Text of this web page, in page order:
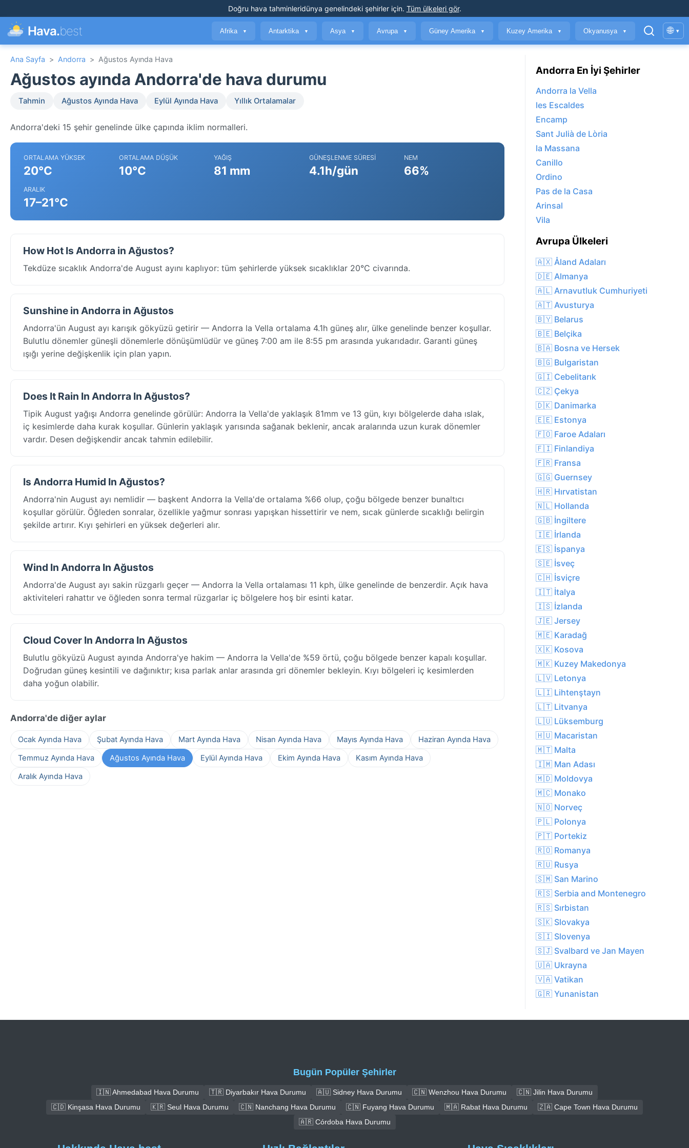
Doğru hava tahminleridünya genelindeki şehirler için. Tüm ülkeleri gör.
Hava.best Afrika ▼ Antarktika ▼ Asya ▼ Avrupa ▼ Güney Amerika ▼ Kuzey Amerika ▼ Okyanusya ▼ 🌐 ▾
Ana Sayfa > Andorra > Ağustos Ayında Hava
Ağustos ayında Andorra'de hava durumu
Tahmin Ağustos Ayında Hava Eylül Ayında Hava Yıllık Ortalamalar
Andorra'deki 15 şehir genelinde ülke çapında iklim normalleri.
ORTALAMA YÜKSEK
20°C
ORTALAMA DÜŞÜK
10°C
YAĞIŞ
81 mm
GÜNEŞLENME SÜRESI
4.1h/gün
NEM
66%
ARALIK
17–21°C
How Hot Is Andorra in Ağustos?
Tekdüze sıcaklık Andorra'de August ayını kaplıyor: tüm şehirlerde yüksek sıcaklıklar 20°C civarında.
Sunshine in Andorra in Ağustos
Andorra'ün August ayı karışık gökyüzü getirir — Andorra la Vella ortalama 4.1h güneş alır, ülke genelinde benzer koşullar.
Bulutlu dönemler güneşli dönemlerle dönüşümlüdür ve güneş 7:00 am ile 8:55 pm arasında yukarıdadır. Garanti güneş
ışığı yerine değişkenlik için plan yapın.
Does It Rain In Andorra In Ağustos?
Tipik August yağışı Andorra genelinde görülür: Andorra la Vella'de yaklaşık 81mm ve 13 gün, kıyı bölgelerde daha ıslak,
iç kesimlerde daha kurak koşullar. Günlerin yaklaşık yarısında sağanak beklenir, ancak aralarında uzun kurak dönemler
vardır. Desen değişkendir ancak tahmin edilebilir.
Is Andorra Humid In Ağustos?
Andorra'nin August ayı nemlidir — başkent Andorra la Vella'de ortalama %66 olup, çoğu bölgede benzer bunaltıcı
koşullar görülür. Öğleden sonralar, özellikle yağmur sonrası yapışkan hissettirir ve nem, sıcak günlerde sıcaklığı belirgin
şekilde artırır. Kıyı şehirleri en yüksek değerleri alır.
Wind In Andorra In Ağustos
Andorra'de August ayı sakin rüzgarlı geçer — Andorra la Vella ortalaması 11 kph, ülke genelinde de benzerdir. Açık hava
aktiviteleri rahattır ve öğleden sonra termal rüzgarlar iç bölgelere hoş bir esinti katar.
Cloud Cover In Andorra In Ağustos
Bulutlu gökyüzü August ayında Andorra'ye hakim — Andorra la Vella'de %59 örtü, çoğu bölgede benzer kapalı koşullar.
Doğrudan güneş kesintili ve dağınıktır; kısa parlak anlar arasında gri dönemler bekleyin. Kıyı bölgeleri iç kesimlerden
daha yoğun olabilir.
Andorra'de diğer aylar
Ocak Ayında Hava Şubat Ayında Hava Mart Ayında Hava Nisan Ayında Hava Mayıs Ayında Hava
Haziran Ayında Hava
Temmuz Ayında Hava
Ağustos Ayında Hava Eylül Ayında Hava Ekim Ayında Hava
Kasım Ayında Hava
Aralık Ayında Hava
Andorra En İyi Şehirler
Andorra la Vella
les Escaldes
Encamp
Sant Julià de Lòria
la Massana
Canillo
Ordino
Pas de la Casa
Arinsal
Vila
Avrupa Ülkeleri
🇦🇽 Åland Adaları
🇩🇪 Almanya
🇦🇱 Arnavutluk Cumhuriyeti
🇦🇹 Avusturya
🇧🇾 Belarus
🇧🇪 Belçika
🇧🇦 Bosna ve Hersek
🇧🇬 Bulgaristan
🇬🇮 Cebelitarık
🇨🇿 Çekya
🇩🇰 Danimarka
🇪🇪 Estonya
🇫🇴 Faroe Adaları
🇫🇮 Finlandiya
🇫🇷 Fransa
🇬🇬 Guernsey
🇭🇷 Hırvatistan
🇳🇱 Hollanda
🇬🇧 İngiltere
🇮🇪 İrlanda
🇪🇸 İspanya
🇸🇪 İsveç
🇨🇭 İsviçre
🇮🇹 İtalya
🇮🇸 İzlanda
🇯🇪 Jersey
🇲🇪 Karadağ
🇽🇰 Kosova
🇲🇰 Kuzey Makedonya
🇱🇻 Letonya
🇱🇮 Lihtenştayn
🇱🇹 Litvanya
🇱🇺 Lüksemburg
🇭🇺 Macaristan
🇲🇹 Malta
🇮🇲 Man Adası
🇲🇩 Moldovya
🇲🇨 Monako
🇳🇴 Norveç
🇵🇱 Polonya
🇵🇹 Portekiz
🇷🇴 Romanya
🇷🇺 Rusya
🇸🇲 San Marino
🇷🇸 Serbia and Montenegro
🇷🇸 Sırbistan
🇸🇰 Slovakya
🇸🇮 Slovenya
🇸🇯 Svalbard ve Jan Mayen
🇺🇦 Ukrayna
🇻🇦 Vatikan
🇬🇷 Yunanistan
Bugün Popüler Şehirler
🇮🇳 Ahmedabad Hava Durumu 🇹🇷 Diyarbakır Hava Durumu 🇦🇺 Sidney Hava Durumu 🇨🇳 Wenzhou Hava Durumu
🇨🇳 Jilin Hava Durumu
🇨🇩 Kinşasa Hava Durumu
🇰🇷 Seul Hava Durumu 🇨🇳 Nanchang Hava Durumu 🇨🇳 Fuyang Hava Durumu 🇲🇦 Rabat Hava Durumu
🇿🇦 Cape Town Hava Durumu
🇦🇷 Córdoba Hava Durumu